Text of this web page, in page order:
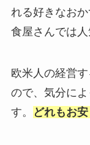
れる好きなお
食屋さんでは人
欧米人の経営
ので、気分に
す。
どれもお